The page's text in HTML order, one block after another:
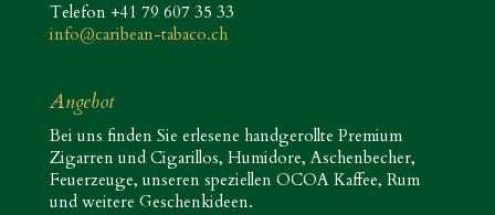
Telefon +41 79 607 35 33
info@caribean-tabaco.ch
Angebot
Bei uns finden Sie erlesene handgerollte Premium
Zigarren und Cigarillos, Humidore, Aschenbecher,
Feuerzeuge, unseren speziellen OCOA Kaffee, Rum
und weitere Geschenkideen.